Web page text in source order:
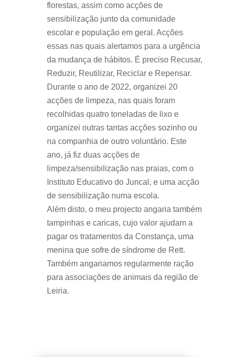
florestas, assim como acções de
sensibilização junto da comunidade
escolar e população em geral. Acções
essas nas quais alertamos para a urgência
da mudança de hábitos. É preciso Recusar,
Reduzir, Reutilizar, Reciclar e Repensar.
Durante o ano de 2022, organizei 20
acções de limpeza, nas quais foram
recolhidas quatro toneladas de lixo e
organizei outras tantas acções sozinho ou
na companhia de outro voluntário. Este
ano, já fiz duas acções de
limpeza/sensibilização nas praias, com o
Instituto Educativo do Juncal, e uma acção
de sensibilização numa escola.
Além disto, o meu projecto angaria também
tampinhas e caricas, cujo valor ajudam a
pagar os tratamentos da Constança, uma
menina que sofre de síndrome de Rett.
Também angariamos regularmente ração
para associações de animais da região de
Leiria.